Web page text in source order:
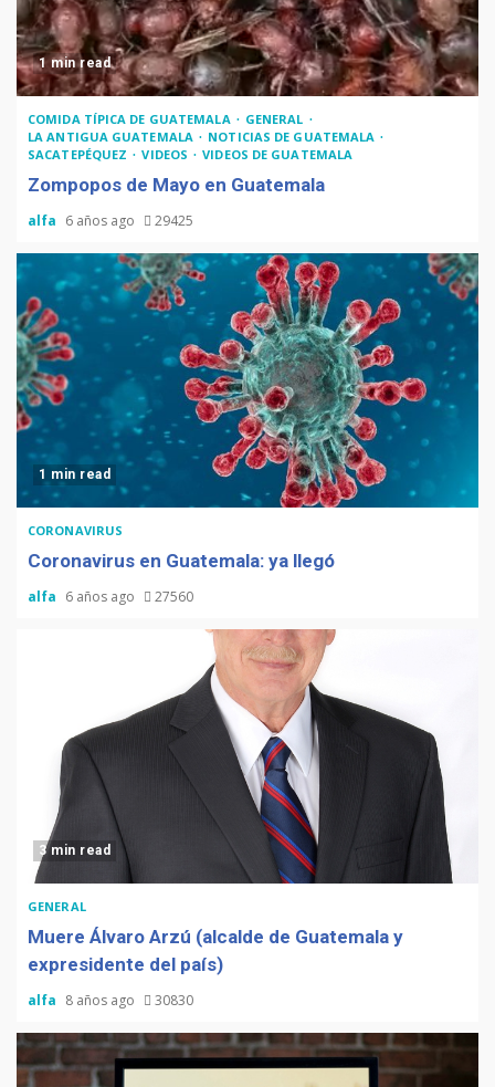
1 min read
COMIDA TÍPICA DE GUATEMALA
GENERAL
LA ANTIGUA GUATEMALA
NOTICIAS DE GUATEMALA
SACATEPÉQUEZ
VIDEOS VIDEOS DE GUATEMALA
Zompopos de Mayo en Guatemala
alfa 6 años ago 29425
1 min read
CORONAVIRUS
Coronavirus en Guatemala: ya llegó
alfa 6 años ago 27560
3 min read
GENERAL
Muere Álvaro Arzú (alcalde de Guatemala y
expresidente del país)
alfa 8 años ago 30830